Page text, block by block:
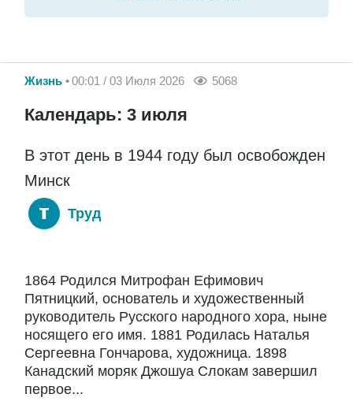
Жизнь 00:01 / 03 Июля 2026 5068
Календарь: 3 июля
В этот день в 1944 году был освобожден
Минск
Труд
1864 Родился Митрофан Ефимович
Пятницкий, основатель и художественный
руководитель Русского народного хора, ныне
носящего его имя. 1881 Родилась Наталья
Сергеевна Гончарова, художница. 1898
Канадский моряк Джошуа Слокам завершил
первое...